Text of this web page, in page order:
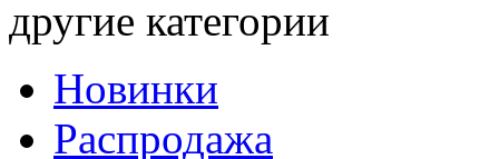
другие категории
Новинки
Распродажа